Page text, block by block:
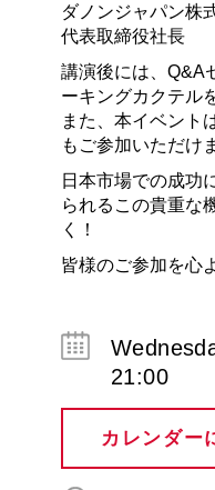
ダノンジャパン株
代表取締役社長
講演後には、Q&A
ーキングカクテル
また、本イベント
もご参加いただけ
日本市場での成功
られるこの貴重な
く！
皆様のご参加を心
21:00
カレンダー